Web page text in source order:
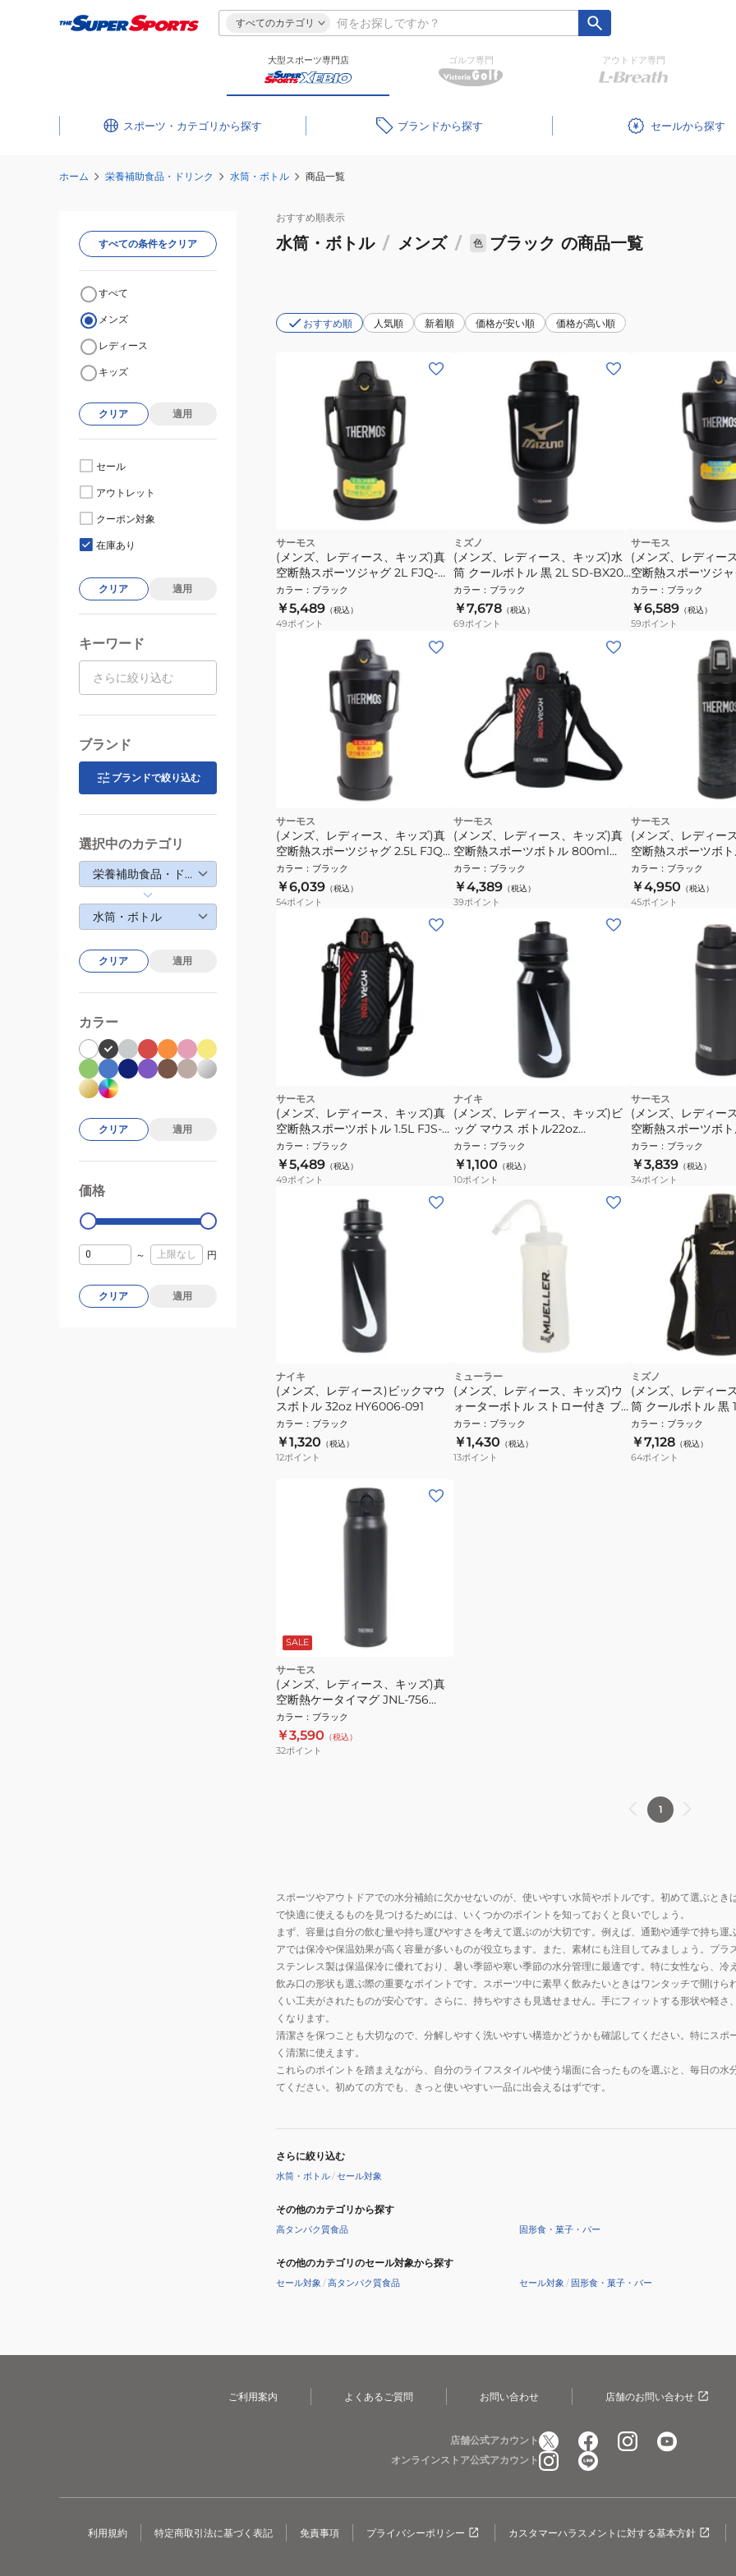
すべてのカテゴリ
大型スポーツ専門店 ゴルフ専門 アウトドア専門
スポーツ・カテゴリ ブランド セール
ホーム 栄養補助食品・ドリンク 水筒・ボトル 商品一覧
おすすめ順表示
水筒・ボトル / メンズ / 色 ブラック の商品一覧
おすすめ順 人気順 新着順 価格が安い順 価格が高い順
サーモス
(メンズ、レディース、キッズ)真
空断熱スポーツジャグ 2L FJQ-
2000
カラー ： ブラック
￥5,489 （税込）
49ポイント
ミズノ
(メンズ、レディース、キッズ)水
筒 クールボトル 黒 2L SD-BX20-
BA 保冷専用 抗菌 ボトル マイボ
トル ステンレスボトル
カラー ： ブラック
￥7,678 （税込）
69ポイント
サーモス
(メンズ、レディー
空断熱スポーツジ
3000 BK
カラー ： ブラック
￥6,589 （税込）
59ポイント
サーモス
(メンズ、レディース、キッズ)真
空断熱スポーツジャグ 2.5L FJQ-
2500 BK
カラー ： ブラック
￥6,039 （税込）
54ポイント
サーモス
(メンズ、レディース、キッズ)真
空断熱スポーツボトル 800ml
FJS-800F BKOR
カラー ： ブラック
￥4,389 （税込）
39ポイント
サーモス
(メンズ、レディー
空断熱スポーツボ
1L FJI-1001 BKGY
カラー ： ブラック
￥4,950 （税込）
45ポイント
サーモス
(メンズ、レディース、キッズ)真
空断熱スポーツボトル 1.5L FJS-
1500F BKOR
カラー ： ブラック
￥5,489 （税込）
49ポイント
ナイキ
(メンズ、レディース、キッズ)ビ
ッグ マウス ボトル22oz
HY6008-091
カラー ： ブラック
￥1,100 （税込）
10ポイント
サーモス
(メンズ、レディー
空断熱スポーツボ
FJU-750 BK
カラー ： ブラック
￥3,839 （税込）
34ポイント
ナイキ
(メンズ、レディース)ビックマウ
スボトル 32oz HY6006-091
カラー ： ブラック
￥1,320 （税込）
12ポイント
ミューラー
(メンズ、レディース、キッズ)ウ
ォーターボトル ストロー付き ブ
ラック 919129MB
カラー ： ブラック
￥1,430 （税込）
13ポイント
ミズノ
(メンズ、レディー
筒 クールボトル 黒
BA 保冷専用 抗菌
トル ステンレスボト
カラー ： ブラック
￥7,128 （税込）
64ポイント
SALE
サーモス
(メンズ、レディース、キッズ)真
空断熱ケータイマグ JNL-756
SMB
カラー ： ブラック
￥3,590 （税込）
32ポイント
1
スポーツやアウトドアでの水分補給に欠かせないのが、使いやすい水筒やボトルです。初めて選ぶと
で快適に使えるものを見つけるためには、いくつかのポイントを知っておくと良いでしょう。
まず、容量は自分の飲む量や持ち運びやすさを考えて選ぶのが大切です。例えば、通勤や通学で持ち
アでは保冷や保温効果が高く容量が多いものが役立ちます。また、素材にも注目してみましょう。プラ
ステンレス製は保温保冷に優れており、暑い季節や寒い季節の水分管理に最適です。特に女性なら、冷
飲み口の形状も選ぶ際の重要なポイントです。スポーツ中に素早く飲みたいときはワンタッチで開け
くい工夫がされたものが安心です。さらに、持ちやすさも見逃せません。手にフィットする形状や軽
くなります。
清潔さを保つことも大切なので、分解しやすく洗いやすい構造かどうかも確認してください。特にス
く清潔に使えます。
これらのポイントを踏まえながら、自分のライフスタイルや使う場面に合ったものを選ぶと、毎日の水
てください。初めての方でも、きっと使いやすい一品に出会えるはずです。
さらに絞り込む
水筒・ボトル/セール対象
その他のカテゴリから探す
高タンパク質食品 固形食・菓子・バー
その他のカテゴリのセール対象から探す
セール対象 /高タンパク質食品 セール対象 /固形食・菓子・バー
すべての条件をクリア
すべて
メンズ
レディース
キッズ
クリア 適用
セール
アウトレット
クーポン対象
在庫あり
クリア 適用
キーワード
ブランド
ブランドで絞り込む
選択中のカテゴリ
栄養補助食品・ドリンク
水筒・ボトル
クリア 適用
カラー
クリア 適用
価格
0
～ 円
クリア 適用
ご利用案内 よくあるご質問 お問い合わせ 店舗のお問い合わせ
店舗公式アカウント
オンラインストア公式アカウント
利用規約 特定商取引法に基づく表記 免責事項 プライバシーポリシー カスタマーハラスメントに対する基本方針